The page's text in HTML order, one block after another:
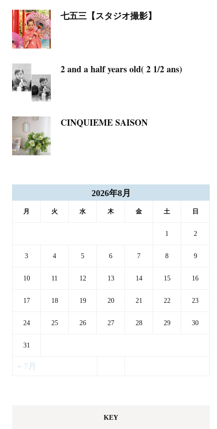
七五三【スタジオ撮影】
2 and a half years old( 2 1/2 ans)
CINQUIEME SAISON
2026年8月
月 火 水 木 金 土 日
1 2
3 4 5 6 7 8 9
10 11 12 13 14 15 16
17 18 19 20 21 22 23
24 25 26 27 28 29 30
31
« 7月
KEY